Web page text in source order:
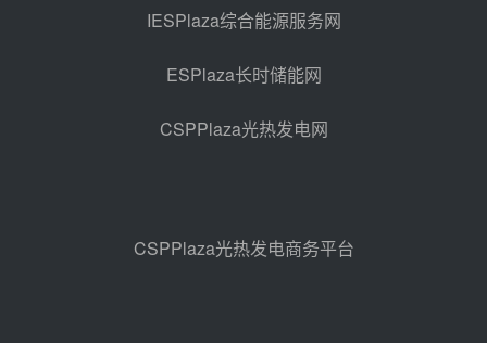
架协议项目中标候选人公示
350MW光热大基地建设提速！哈
锅中标格尔木项目蒸汽发生系统
前天 08-04 09:54
前天 08-04 09:27
IESPlaza综合能源服务网
ESPlaza长时储能网
CSPPlaza光热发电网
CSPPlaza光热发电商务平台